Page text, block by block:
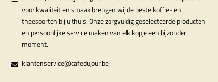
voor kwaliteit en smaak brengen wij de beste koffie- en
theesoorten bij u thuis. Onze zorgvuldig geselecteerde producten
en persoonlijke service maken van elk kopje een bijzonder
moment.
klantenservice@cafedujour.be